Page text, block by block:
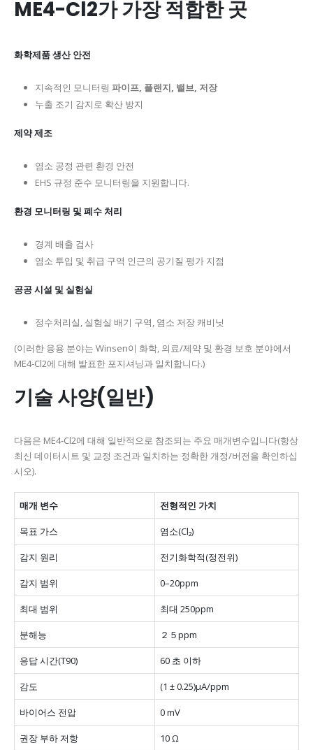
ME4-Cl2가 가장 적합한 곳
화학제품 생산 안전
지속적인 모니터링 파이프, 플랜지, 밸브, 저장
누출 조기 감지로 확산 방지
제약 제조
염소 공정 관련 환경 안전
EHS 규정 준수 모니터링을 지원합니다.
환경 모니터링 및 폐수 처리
경계 배출 검사
염소 투입 및 취급 구역 인근의 공기질 평가 지점
공공 시설 및 실험실
정수처리실, 실험실 배기 구역, 염소 저장 캐비닛
(이러한 응용 분야는 Winsen이 화학, 의료/제약 및 환경 보호 분야에서
ME4-Cl2에 대해 발표한 포지셔닝과 일치합니다.)
기술 사양(일반)
다음은 ME4-Cl2에 대해 일반적으로 참조되는 주요 매개변수입니다(항상
최신 데이터시트 및 교정 조건과 일치하는 정확한 개정/버전을 확인하십
시오).
매개 변수 전형적인 가치
목표 가스 염소(Cl₂)
감지 원리 전기화학적(정전위)
감지 범위 0–20ppm
최대 범위 최대 250ppm
분해능 ２５ppm
응답 시간(T90) 60 초 이하
감도 (1 ± 0.25)μA/ppm
바이어스 전압 0 mV
권장 부하 저항 10 Ω